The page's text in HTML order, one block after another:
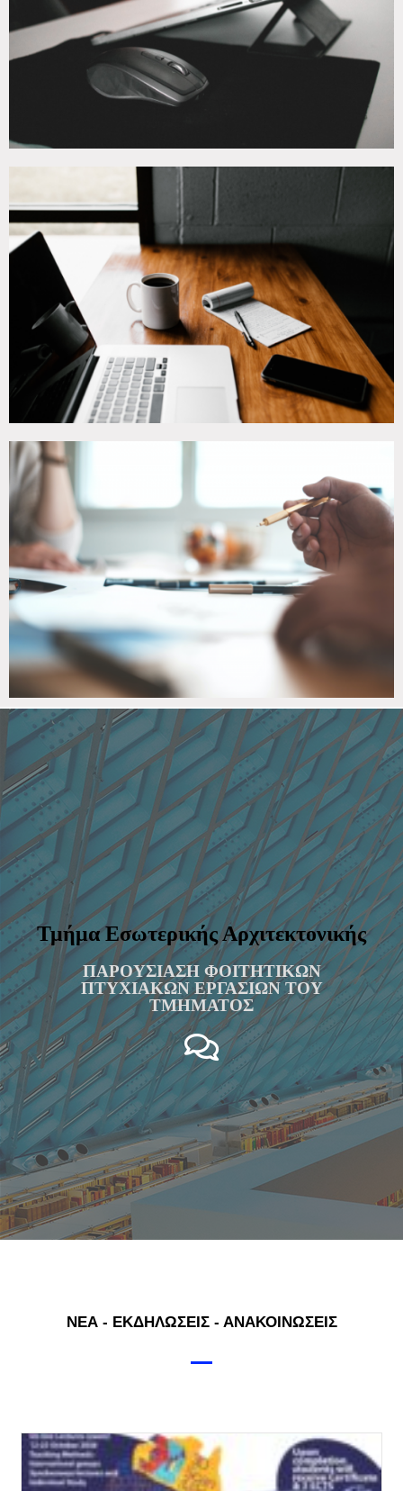
Τμήμα Εσωτερικής Αρχιτεκτονικής
ΠΑΡΟΥΣΙΑΣΗ ΦΟΙΤΗΤΙΚΩΝ
ΠΤΥΧΙΑΚΩΝ ΕΡΓΑΣΙΩΝ ΤΟΥ
ΤΜΗΜΑΤΟΣ
ΝΕΑ - ΕΚΔΗΛΩΣΕΙΣ - ΑΝΑΚΟΙΝΩΣΕΙΣ